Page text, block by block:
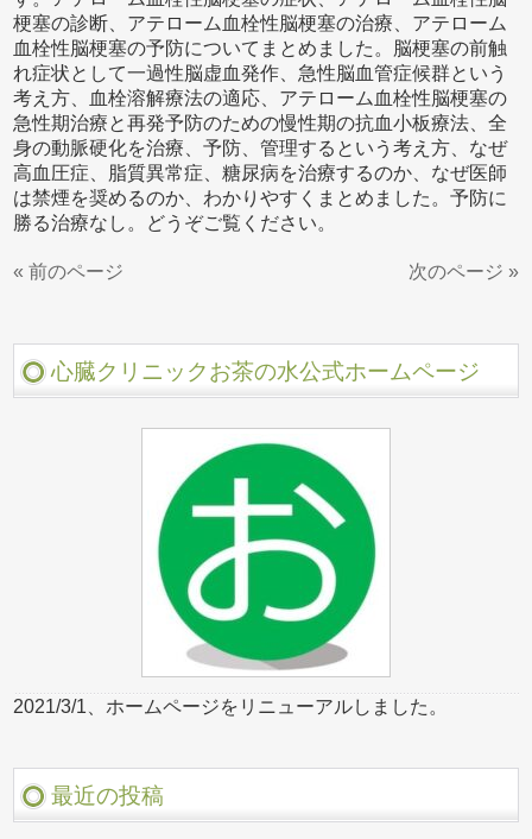
梗塞の診断、アテローム血栓性脳梗塞の治療、アテローム
血栓性脳梗塞の予防についてまとめました。脳梗塞の前触
れ症状として一過性脳虚血発作、急性脳血管症候群という
考え方、血栓溶解療法の適応、アテローム血栓性脳梗塞の
急性期治療と再発予防のための慢性期の抗血小板療法、全
身の動脈硬化を治療、予防、管理するという考え方、なぜ
高血圧症、脂質異常症、糖尿病を治療するのか、なぜ医師
は禁煙を奨めるのか、わかりやすくまとめました。予防に
勝る治療なし。どうぞご覧ください。
« 前のページ 次のページ »
心臓クリニックお茶の水公式ホームページ
2021/3/1、ホームページをリニューアルしました。
最近の投稿